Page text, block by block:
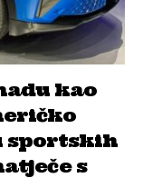
kao
sportskih
s